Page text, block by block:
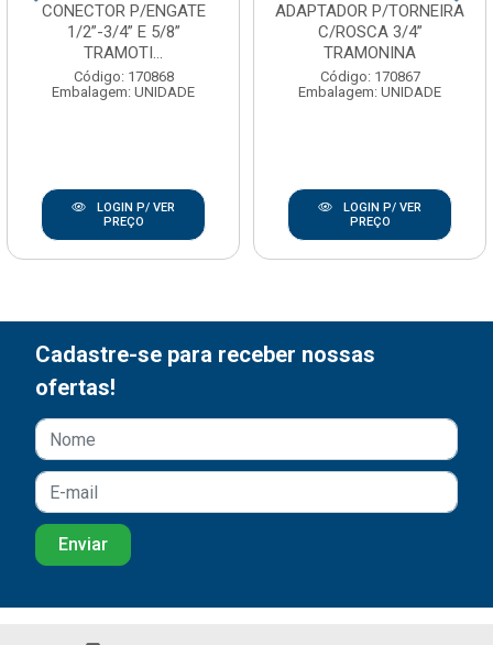
CONECTOR P/ENGATE
1/2”-3/4” E 5/8”
TRAMOTI...
Código: 170868
Embalagem: UNIDADE
LOGIN P/ VER
PREÇO
ADAPTADOR P/TORNEIRA
C/ROSCA 3/4”
TRAMONINA
Código: 170867
Embalagem: UNIDADE
LOGIN P/ VER
PREÇO
Cadastre-se para receber nossas
ofertas!